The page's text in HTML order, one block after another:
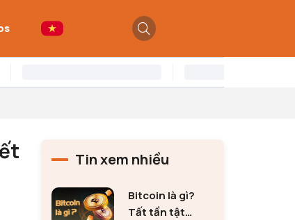
Tin xem nhiều
Bitcoin là gì?
Tất tần tật